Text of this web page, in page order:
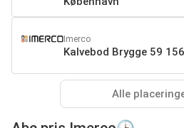
Imerco
Kalvebod Brygge 59
Alle